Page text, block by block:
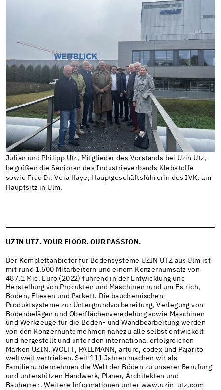
Julian und Philipp Utz, Mitglieder des Vorstands bei Uzin Utz,
begrüßen die Senioren des Industrieverbands Klebstoffe
sowie Frau Dr. Vera Haye, Hauptgeschäftsführerin des IVK, am
Hauptsitz in Ulm.
UZIN UTZ. YOUR FLOOR. OUR PASSION.
Der Komplettanbieter für Bodensysteme UZIN UTZ aus Ulm ist
mit rund 1.500 Mitarbeitern und einem Konzernumsatz von
487,1 Mio. Euro (2022) führend in der Entwicklung und
Herstellung von Produkten und Maschinen rund um Estrich,
Boden, Fliesen und Parkett. Die bauchemischen
Produktsysteme zur Untergrundvorbereitung, Verlegung von
Bodenbelägen und Oberflächenveredelung sowie Maschinen
und Werkzeuge für die Boden- und Wandbearbeitung werden
von den Konzernunternehmen nahezu alle selbst entwickelt
und hergestellt und unter den international erfolgreichen
Marken UZIN, WOLFF, PALLMANN, arturo, codex und Pajarito
weltweit vertrieben. Seit 111 Jahren machen wir als
Familienunternehmen die Welt der Böden zu unserer Berufung
und unterstützen Handwerk, Planer, Architekten und
Bauherren. Weitere Informationen unter www.uzin-utz.com